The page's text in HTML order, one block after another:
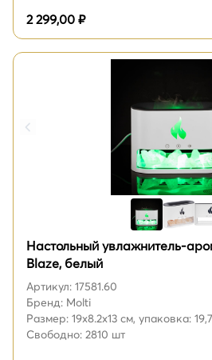
2 299,00 ₽
Настольный увлажнитель-
Blaze, белый
Артикул: 17581.60
Бренд: Molti
Размер: 19x8.2x13 см, упаковка:
Свободно: 2810 шт